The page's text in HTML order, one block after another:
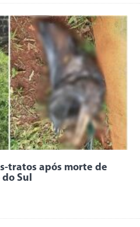
tratos após morte de
Sul